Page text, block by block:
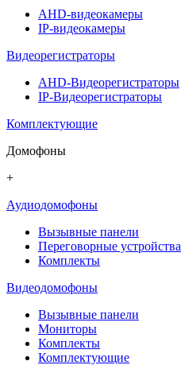
AHD-видеокамеры
IP-видеокамеры
Видеорегистраторы
AHD-Видеорегистраторы
IP-Видеорегистраторы
Комплектующие
Домофоны
+
Аудиодомофоны
Вызывные панели
Переговорные устройства
Комплекты
Видеодомофоны
Вызывные панели
Мониторы
Комплекты
Комплектующие